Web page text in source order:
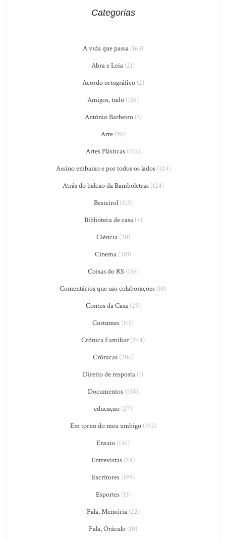
Categorias
A vida que passa (163)
Abra e Leia (21)
Acordo ortográfico(2)
Amigos, tudo (136)
António Barbeiro(3)
Arte(90)
Artes Plásticas (102)
Assino embaixo e por todos os lados(124)
Atrás do balcão da Bamboletras(124)
Besteirol(315)
Biblioteca de casa(4)
Ciência(20)
Cinema (310)
Coisas do RS(136)
Comentários que são colaborações (10)
Contos da Casa(29)
Costumes (115)
Crônica Familiar (244)
Crônicas(206)
Direito de resposta (1)
Documentos (158)
educação (27)
Em torno do meu umbigo(192)
Ensaio (136)
Entrevistas (28)
Escritores(199)
Esportes(13)
Fala, Memória(22)
Fala, Oráculo (10)